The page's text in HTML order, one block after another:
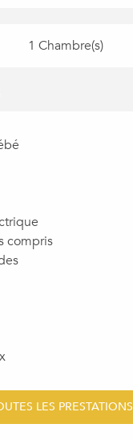
1 Chambre(s)
compris
LES PRESTATIONS